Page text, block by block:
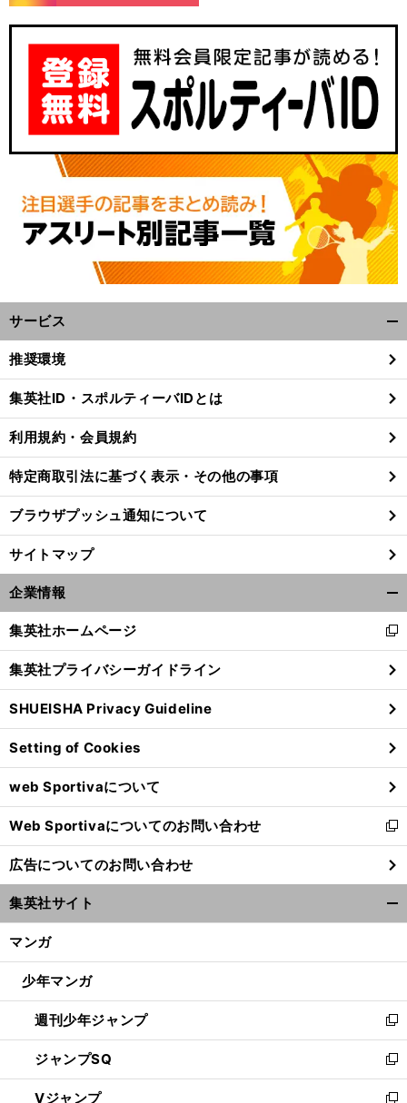
前
サービス
閉
る
推奨環境
集英社ID・スポルティーバIDとは
利用規約・会員規約
特定商取引法に基づく表示・その他の事項
ブラウザプッシュ通知について
サイトマップ
企業情報
閉
る
集英社ホームページ
新
し
い
ウ
ィ
ン
ド
ウ
で
開
く
集英社プライバシーガイドライン
SHUEISHA Privacy Guideline
Setting of Cookies
web Sportivaについて
Web Sportivaについてのお問い合わせ
新
し
い
ウ
ィ
ン
ウ
開
く
広告についてのお問い合わせ
集英社サイト
マンガ
少年マンガ
週刊少年ジャンプ
新
し
い
ウ
ジャンプSQ
新
し
Vジャンプ